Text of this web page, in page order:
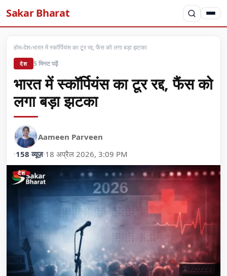
Sakar Bharat
होम›देश›भारत में स्कॉर्पियंस का टूर रद्द, फैंस को लगा बड़ा झटका
देश 5 मिनट पढ़ें
भारत में स्कॉर्पियंस का टूर रद्द, फैंस को
लगा बड़ा झटका
Aameen Parveen
·158 व्यूज़·18 अप्रैल 2026, 3:09 PM
देश